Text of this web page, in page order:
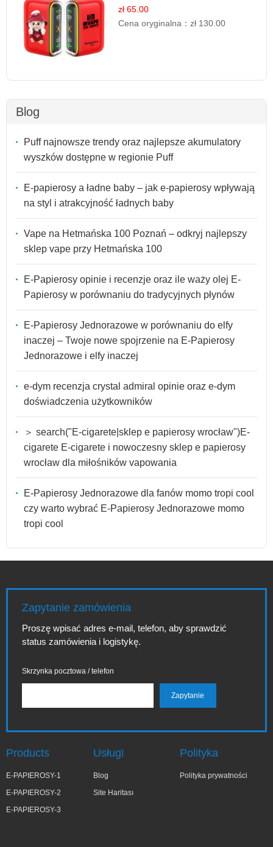
zł 65.00
Cena oryginalna：zł 130.00
Blog
Puff najnowsze trendy oraz najlepsze akumulatory
wyszków dostępne w regionie Puff
E-papierosy a ładne baby – jak e-papierosy wpływają
na styl i atrakcyjność ładnych baby
Vape na Hetmańska 100 Poznań – odkryj najlepszy
sklep vape przy Hetmańska 100
E-Papierosy opinie i recenzje oraz ile waży olej E-
Papierosy w porównaniu do tradycyjnych płynów
E-Papierosy Jednorazowe w porównaniu do elfy
inaczej – Twoje nowe spojrzenie na E-Papierosy
Jednorazowe i elfy inaczej
e-dym recenzja crystal admiral opinie oraz e-dym
doświadczenia użytkowników
＞ search("E-cigarete|sklep e papierosy wrocław")E-
cigarete E-cigarete i nowoczesny sklep e papierosy
wrocław dla miłośników vapowania
E-Papierosy Jednorazowe dla fanów momo tropi cool
czy warto wybrać E-Papierosy Jednorazowe momo
tropi cool
Zapytanie zamówienia
Proszę wpisać adres e-mail, telefon, aby sprawdzić
status zamówienia i logistykę.
Skrzynka pocztowa / telefon
Products
E-PAPIEROSY-1
E-PAPIEROSY-2
E-PAPIEROSY-3
Usługi
Blog
Site Haritası
Polityka
Polityka prywatności